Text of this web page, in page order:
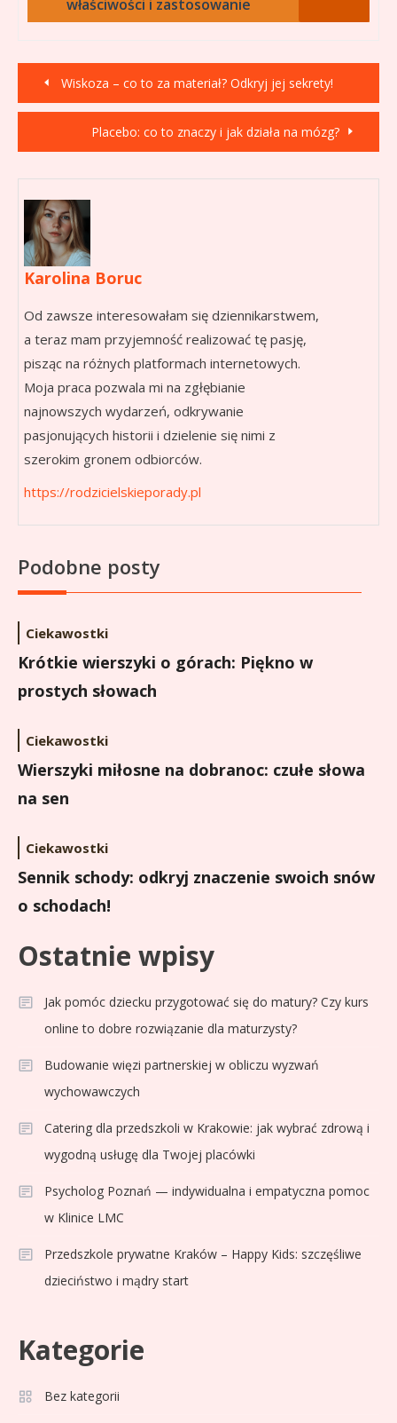
właściwości i zastosowanie
Nawigacja
wpisu
Wiskoza – co to za materiał? Odkryj jej sekrety!
Placebo: co to znaczy i jak działa na mózg?
Karolina Boruc
Od zawsze interesowałam się dziennikarstwem,
a teraz mam przyjemność realizować tę pasję,
pisząc na różnych platformach internetowych.
Moja praca pozwala mi na zgłębianie
najnowszych wydarzeń, odkrywanie
pasjonujących historii i dzielenie się nimi z
szerokim gronem odbiorców.
https://rodzicielskieporady.pl
Podobne posty
Ciekawostki
Krótkie wierszyki o górach: Piękno w
prostych słowach
Ciekawostki
Wierszyki miłosne na dobranoc: czułe słowa
na sen
Ciekawostki
Sennik schody: odkryj znaczenie swoich snów
o schodach!
Ostatnie wpisy
Jak pomóc dziecku przygotować się do matury? Czy kurs
online to dobre rozwiązanie dla maturzysty?
Budowanie więzi partnerskiej w obliczu wyzwań
wychowawczych
Catering dla przedszkoli w Krakowie: jak wybrać zdrową i
wygodną usługę dla Twojej placówki
Psycholog Poznań — indywidualna i empatyczna pomoc
w Klinice LMC
Przedszkole prywatne Kraków – Happy Kids: szczęśliwe
dzieciństwo i mądry start
Kategorie
Bez kategorii
3 Sport